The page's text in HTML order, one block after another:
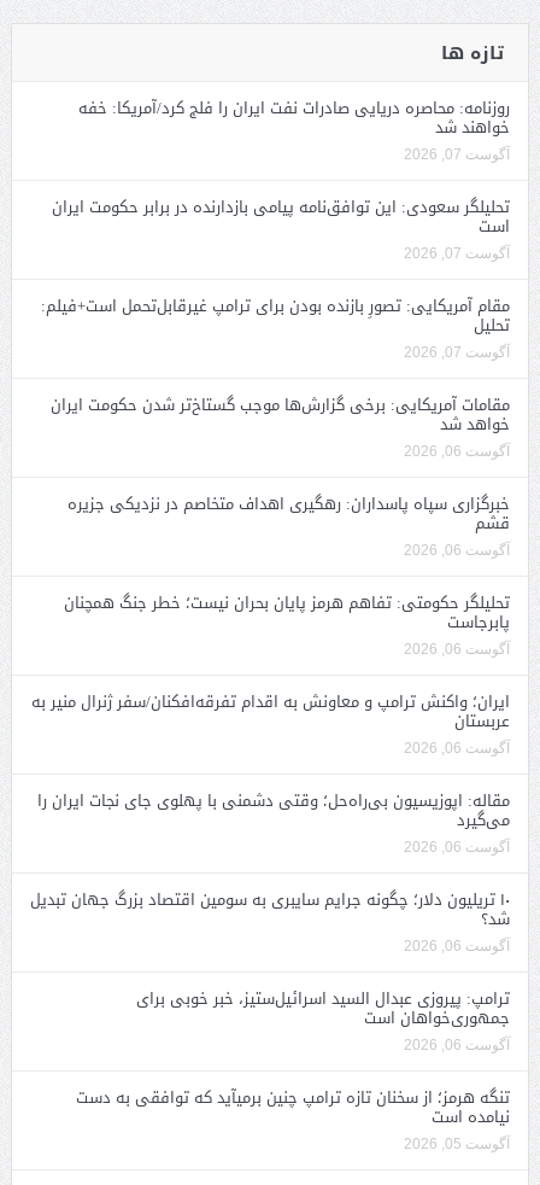
تازه ها
روزنامه: محاصره دریایی صادرات نفت ایران را فلج کرد/آمریکا: خفه
خواهند شد
آگوست 07, 2026
تحلیلگر سعودی: این توافق‌نامه پیامی بازدارنده در برابر حکومت ایران
است
آگوست 07, 2026
مقام آمریکایی: تصورِ بازنده بودن برای ترامپ غیرقابل‌تحمل است+فیلم:
تحلیل
آگوست 07, 2026
مقامات آمریکایی: برخی گزارش‌ها موجب گستاخ‌تر شدن حکومت ایران
خواهد شد
آگوست 06, 2026
خبرگزاری سپاه پاسداران: رهگیری اهداف متخاصم در نزدیکی جزیره
قشم
آگوست 06, 2026
تحلیلگر حکومتی: تفاهم هرمز پایان بحران نیست؛ خطر جنگ همچنان
پابرجاست
آگوست 06, 2026
ایران؛ واکنش ترامپ و معاونش به اقدام تفرقه‌افکنان/سفر ژنرال منیر به
عربستان
آگوست 06, 2026
مقاله: اپوزیسیون بی‌راه‌حل؛ وقتی دشمنی با پهلوی جای نجات ایران را
می‌گیرد
آگوست 06, 2026
۱۰ تریلیون دلار؛ چگونه جرایم سایبری به سومین اقتصاد بزرگ جهان تبدیل
شد؟
آگوست 06, 2026
ترامپ: پیروزی عبدال السید اسرائیل‌ستیز، خبر خوبی برای
جمهوری‌خواهان است
آگوست 06, 2026
تنگه هرمز؛ از سخنان تازه ترامپ چنین برمیآید که توافقی به دست
نیامده است
آگوست 05, 2026